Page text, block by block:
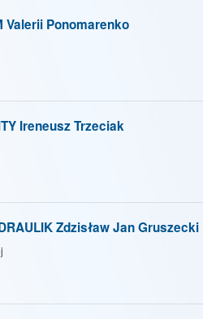
Valerii Ponomarenko
Ireneusz Trzeciak
Zdzisław Jan Gruszecki